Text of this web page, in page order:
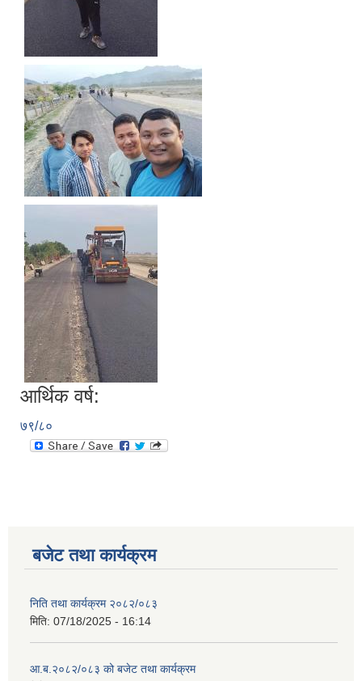
आर्थिक वर्ष:
७९/८०
बजेट तथा कार्यक्रम
निति तथा कार्यक्रम २०८२/०८३
मिति: 07/18/2025 - 16:14
आ.ब.२०८२/०८३ को बजेट तथा कार्यक्रम